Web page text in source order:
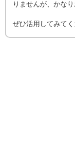
りませんが、かな
ぜひ活用してみてく